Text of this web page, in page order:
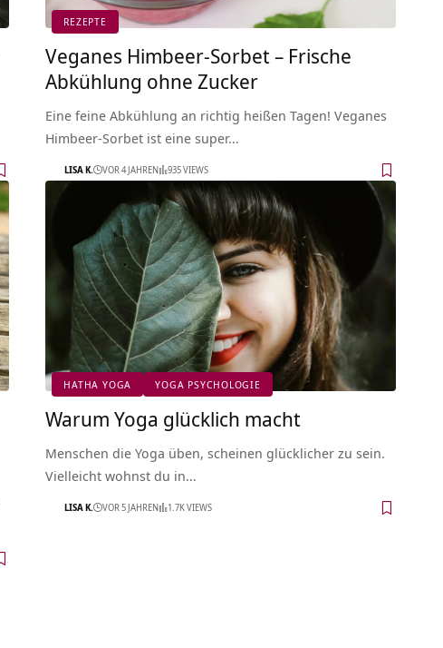
REZEPTE
Veganes Himbeer-Sorbet – Frische
Abkühlung ohne Zucker
Eine feine Abkühlung an richtig heißen Tagen! Veganes
Himbeer-Sorbet ist eine super…
LISA K. VOR 4 JAHREN 935 VIEWS
HATHA YOGA YOGA PSYCHOLOGIE
Warum Yoga glücklich macht
Menschen die Yoga üben, scheinen glücklicher zu sein.
Vielleicht wohnst du in…
LISA K. VOR 5 JAHREN 1.7K VIEWS